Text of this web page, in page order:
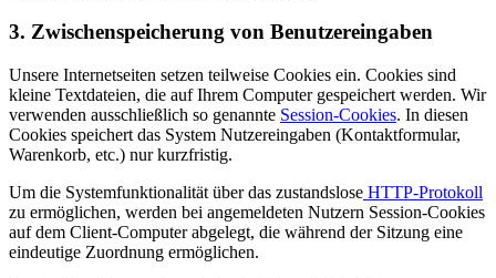
3. Zwischenspeicherung von Benutzereingaben
Unsere Internetseiten setzen teilweise Cookies ein. Cookies sind
kleine Textdateien, die auf Ihrem Computer gespeichert werden. Wir
verwenden ausschließlich so genannte Session-Cookies. In diesen
Cookies speichert das System Nutzereingaben (Kontaktformular,
Warenkorb, etc.) nur kurzfristig.
Um die Systemfunktionalität über das zustandslose HTTP-Protokoll
zu ermöglichen, werden bei angemeldeten Nutzern Session-Cookies
auf dem Client-Computer abgelegt, die während der Sitzung eine
eindeutige Zuordnung ermöglichen.